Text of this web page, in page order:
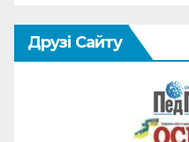
Друзі Сайту